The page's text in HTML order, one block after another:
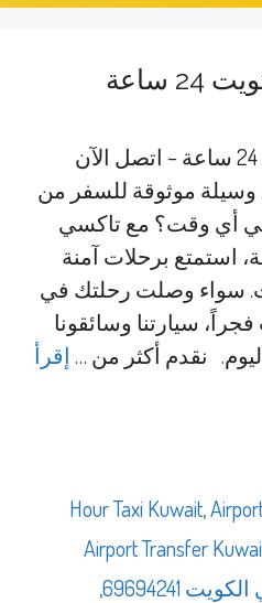
ساعة
تاكسي المطار الكويت 24 ساعة – اتصل الآن
عن وسيلة موثوقة للسفر من
أي وقت؟ مع تاكسي
24 ساعة، استمتع برحلات آمنة
سواء وصلت رحلتك في
سيارتنا وسائقونا
نقدم أكثر من … إقرأ
,
Airport Transfer
69694241
,